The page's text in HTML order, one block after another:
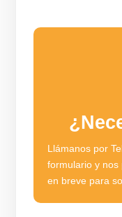
Llámanos por
formulario y nos
en breve para